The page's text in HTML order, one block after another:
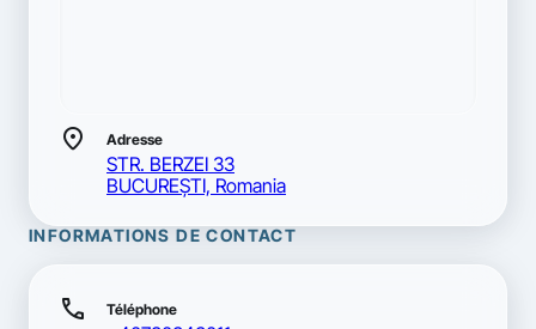
location_on Adresse
STR. BERZEI 33
BUCUREŞTI, Romania
INFORMATIONS DE CONTACT
call Téléphone